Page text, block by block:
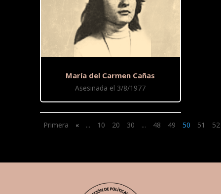
María del Carmen Cañas
Asesinada el 3/8/1977
Primera « ... 10 20 30 ... 48 49 50 51 52